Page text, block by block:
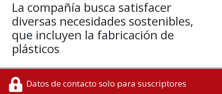
La compañía busca satisfacer
diversas necesidades sostenibles,
que incluyen la fabricación de
plásticos
Datos de contacto solo para suscriptores